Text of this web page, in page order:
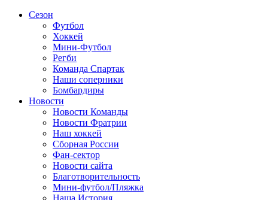
Сезон
Футбол
Хоккей
Мини-Футбол
Регби
Команда Спартак
Наши соперники
Бомбардиры
Новости
Новости Команды
Новости Фратрии
Наш хоккей
Сборная России
Фан-cектор
Новости сайта
Благотворительность
Мини-футбол/Пляжка
Наша История